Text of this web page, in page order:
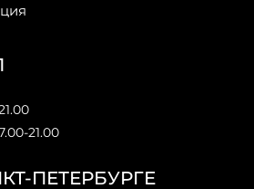
ПЕТЕРБУРГЕ
21.00